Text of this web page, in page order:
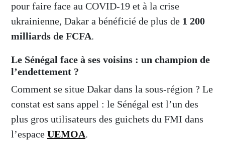
pour faire face au COVID-19 et à la crise
ukrainienne, Dakar a bénéficié de plus de 1 200
milliards de FCFA.
Le Sénégal face à ses voisins : un champion de
l’endettement ?
Comment se situe Dakar dans la sous-région ? Le
constat est sans appel : le Sénégal est l’un des
plus gros utilisateurs des guichets du FMI dans
l’espace UEMOA.